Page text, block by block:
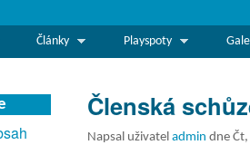
Články Playspoty
Členská
Napsal uživatel admin dne